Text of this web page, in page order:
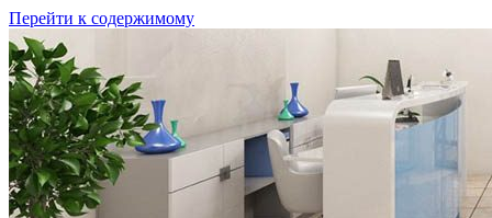
Перейти к содержимому